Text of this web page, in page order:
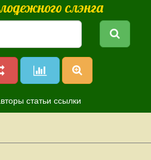
слэнга
статьи ссылки